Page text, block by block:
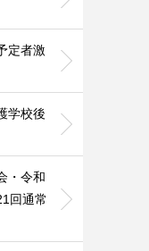
定者激
学校後
・令和
回通常